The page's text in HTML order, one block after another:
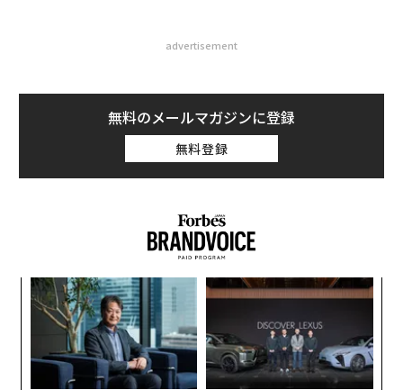
advertisement
無料のメールマガジンに登録
無料登録